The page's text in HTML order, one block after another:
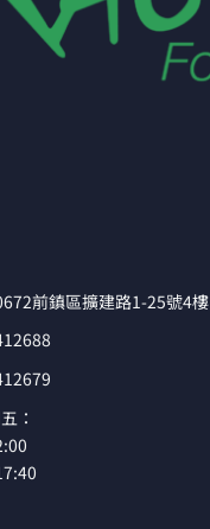
前鎮區擴建路1-25號4樓
：